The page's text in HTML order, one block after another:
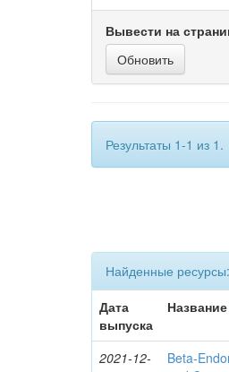
Вывести на
Результаты 1-1 из 1.
Найденные ресурсы:
Дата
выпуска
Название
2021-12-
Beta-